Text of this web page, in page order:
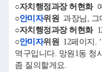
○자치행정과장 허현화
○안미자위원 과장님, 그
○자치행정과장 허현화
○안미자위원 12페이지.
역구입니다. 망원1동 청
좀 질의할게요.